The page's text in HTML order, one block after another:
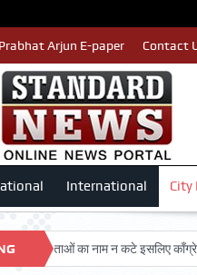
Prabhat Arjun E-paper Contact
International City
का नाम न कटे इसलिए काँग्रेस पार्टी